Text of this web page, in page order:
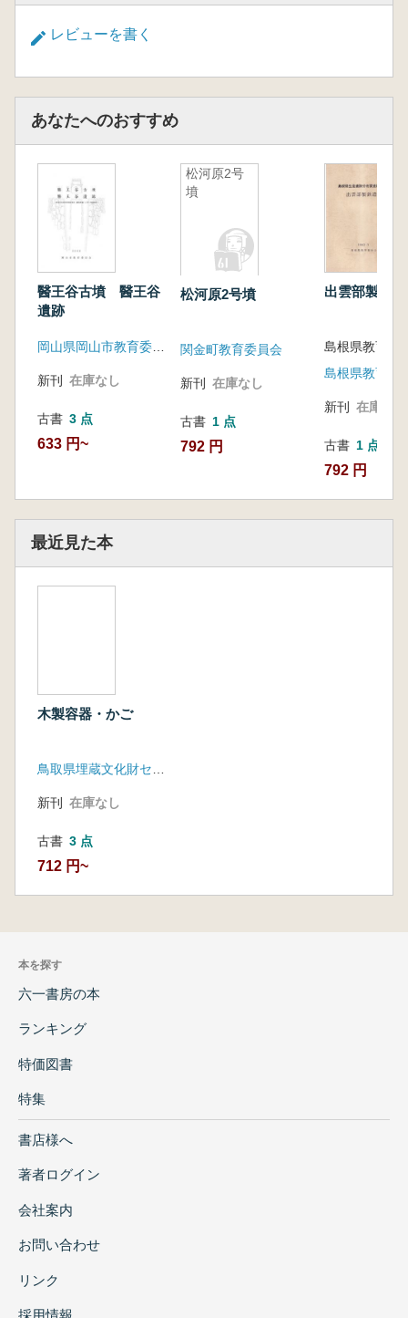
レビューを書く
あなたへのおすすめ
醫王谷古墳 醫王谷
遺跡
新刊 在庫なし
古書 3 点
633 円~
松河原2号
墳
松河原2号墳
関金町教育委員会
新刊 在庫なし
古書 1 点
792 円
出雲部製鉄
島根県教育
島根県教育委
新刊 在庫なし
古書 1 点
792 円
最近見た本
木製容器・かご
新刊 在庫なし
古書 3 点
712 円~
本を探す
六一書房の本
ランキング
特価図書
特集
書店様へ
著者ログイン
会社案内
お問い合わせ
リンク
採用情報